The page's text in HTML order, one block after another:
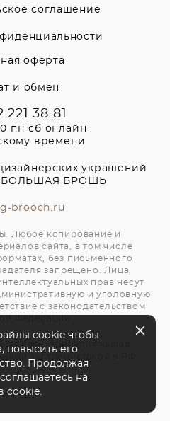
соглашение
оферта
и обмен
221 38 81
пн-сб онлайн
времени
украшений
/ БОЛЬШАЯ БРОШЬ
brooch.ru
Любое копирование и
сайта, в том числе
без письменного
запрещено. Лица,
прав несут
и уголовную
с законодательством
сеть, принадлежащая
экстремистской в РФ
от vigbo
cookie чтобы
повысить его
Продолжая
на
cookie.